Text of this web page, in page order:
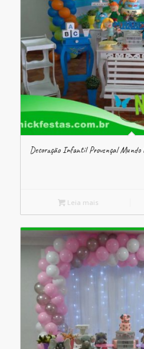
Decoração Infantil Provençal
Leia mais